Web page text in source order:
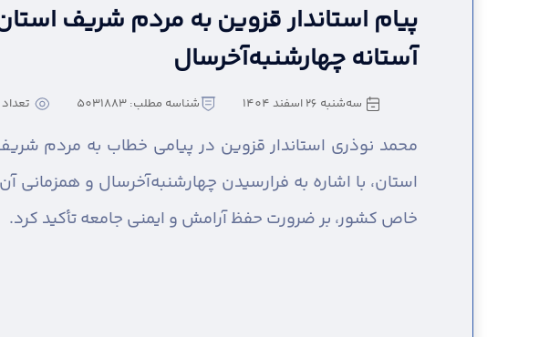
پیام استاندار قزوین به مردم شریف
آستانه چهارشنبه‌آخرسال
سه‌شنبه 26 اسفند 1404 شناسه مطلب: 5031883 تعداد
محمد نوذری استاندار قزوین در پیامی خطاب به مردم
استان، با اشاره به فرارسیدن چهارشنبه‌آخرسال و همزمانی
خاص کشور، بر ضرورت حفظ آرامش و ایمنی جامعه تأکید کرد.